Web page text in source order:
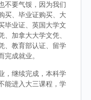
不要气馁，因为我们
买、毕业证购买、大
毕业证、英国大学文
加拿大大学文凭、
、教育部认证、留学
完成就业。
，继续完成，本科学
能进入大三课程，学